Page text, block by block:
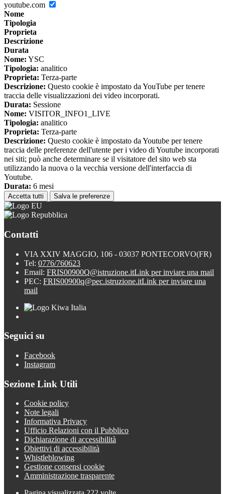
youtube.com
Nome
Tipologia
Proprieta
Descrizione
Durata
Nome: YSC
Tipologia: analitico
Proprieta: Terza-parte
Descrizione: Questo cookie è impostato da YouTube per tenere
traccia delle visualizzazioni dei video incorporati.
Durata: Sessione
Nome: VISITOR_INFO1_LIVE
Tipologia: analitico
Proprieta: Terza-parte
Descrizione: Questo cookie è impostato da Youtube per tenere
traccia delle preferenze dell'utente per i video di Youtube incorporati
nei siti; può anche determinare se il visitatore del sito web sta
utilizzando la nuova o la vecchia versione dell'interfaccia di
Youtube.
Durata: 6 mesi
Accetta tutti Salva le preferenze
Contatti
VIA XXIV MAGGIO, 106 - 03037 PONTECORVO(FR)
Tel: 0776/760623
Email: FRIS00900Q@istruzione.itLink per inviare una mail
PEC: FRIS00900q@pec.istruzione.itLink per inviare una
mail
Seguici su
Facebook
Instagram
Sezione Link Utili
Cookie policy
Note legali
Informativa Privacy
Ufficio Relazioni con il Pubblico
Dichiarazione di accessibilità
Obiettivi di accessibilità
Whistleblowing
Gestione consensi cookie
Amministrazione trasparente